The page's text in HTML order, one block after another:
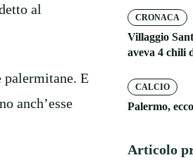
al
palermitane. E
anch’esse
CRONACA
Villaggio
aveva 4 chili
CALCIO
Palermo,
Articolo